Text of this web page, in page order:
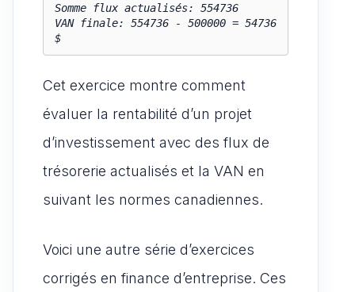
Somme flux actualisés: 554736
VAN finale: 554736 - 500000 = 54736
$
Cet exercice montre comment
évaluer la rentabilité d’un projet
d’investissement avec des flux de
trésorerie actualisés et la VAN en
suivant les normes canadiennes.
Voici une autre série d’exercices
corrigés en finance d’entreprise. Ces